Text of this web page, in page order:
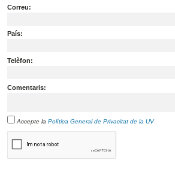
Correu:
País:
Telèfon:
Comentaris:
Accepte la Política General de Privacitat de la UV